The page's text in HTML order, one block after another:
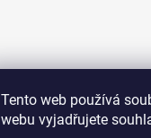
Tento web používá
webu vyjadřujete
Copyright